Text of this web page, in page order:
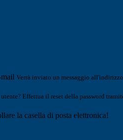
Verrà inviato un messaggio
Effettua il reset della password
la casella di posta elettronica!